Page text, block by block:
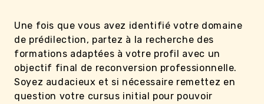
Une fois que vous avez identifié votre domaine
de prédilection, partez à la recherche des
formations adaptées à votre profil avec un
objectif final de reconversion professionnelle.
Soyez audacieux et si nécessaire remettez en
question votre cursus initial pour pouvoir